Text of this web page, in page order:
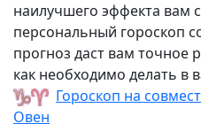
наилучшего эффекта вам
персональный гороскоп
прогноз даст вам точное
как необходимо делать в
Гороскоп на
Овен